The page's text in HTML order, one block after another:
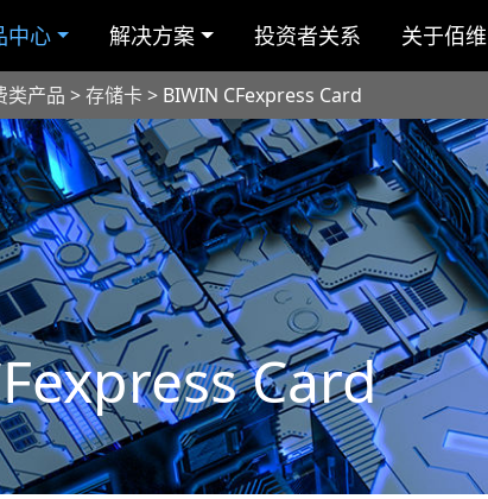
中心 解决方案 投资者关系 关于佰维
类产品 >存储卡> BIWIN CFexpress Card
Card